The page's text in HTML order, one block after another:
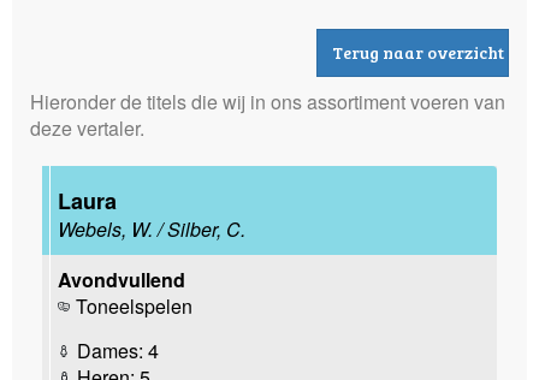
Terug naar overzicht
Hieronder de titels die wij in ons assortiment voeren van
deze vertaler.
Laura
Webels, W. / Silber, C.
Avondvullend
Toneelspelen
Dames: 4